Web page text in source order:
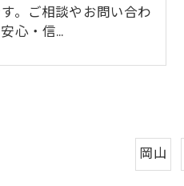
。ご相談やお問い合わ
心・信…
岡山